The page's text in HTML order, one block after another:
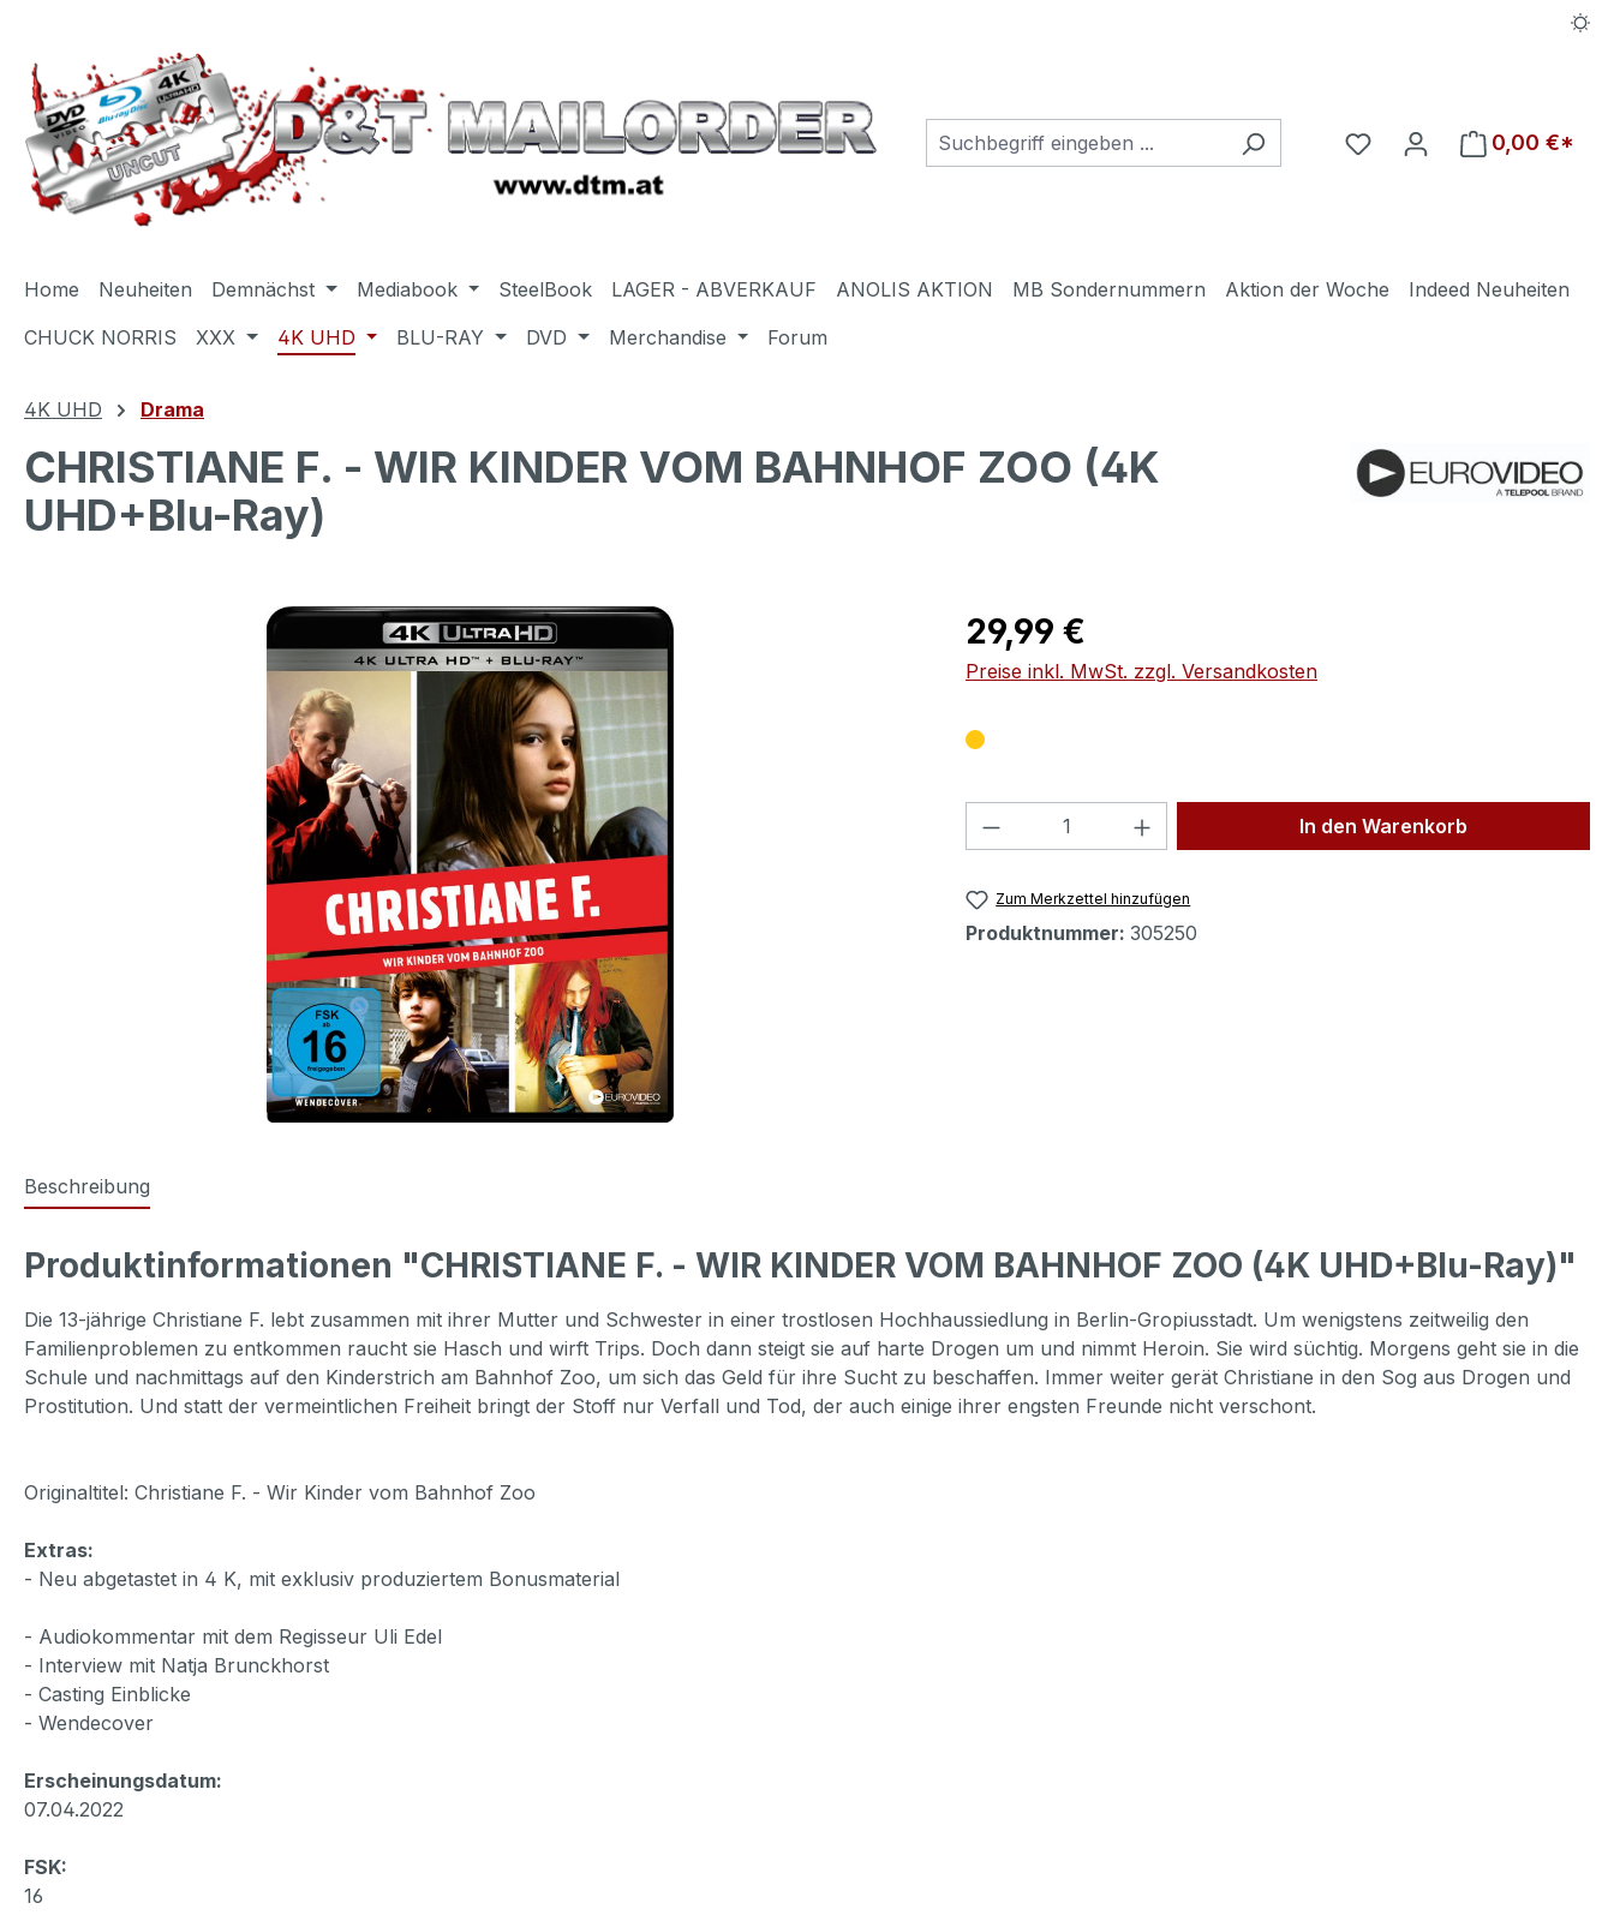
Du hast 0 Produkte auf
0,00 €*
Home Neuheiten Demnächst Mediabook SteelBook LAGER - ABVERKAUF ANOLIS AKTION MB Sondernummern Aktion der Woche
Indeed Neuheiten
CHUCK NORRIS
XXX 4K UHD BLU-RAY DVD Merchandise Forum
4K UHD Drama
CHRISTIANE F. - WIR KINDER VOM BAHNHOF ZOO (4K
UHD+Blu-Ray)
Regulärer Preis:
29,99 €
Preise inkl. MwSt. zzgl. Versandkosten
Produkt Anzahl: Gib den gewünschten Wert
In den Warenkorb
Zum Merkzettel hinzufügen
Produktnummer: 305250
Beschreibung
Produktinformationen "CHRISTIANE F. - WIR KINDER VOM BAHNHOF ZOO (4K UHD+Blu-Ray)"
Die 13-jährige Christiane F. lebt zusammen mit ihrer Mutter und Schwester in einer trostlosen Hochhaussiedlung in Berlin-Gropiusstadt. Um wenigstens zeitweilig den
Familienproblemen zu entkommen raucht sie Hasch und wirft Trips. Doch dann steigt sie auf harte Drogen um und nimmt Heroin. Sie wird süchtig. Morgens geht sie in die
Schule und nachmittags auf den Kinderstrich am Bahnhof Zoo, um sich das Geld für ihre Sucht zu beschaffen. Immer weiter gerät Christiane in den Sog aus Drogen und
Prostitution. Und statt der vermeintlichen Freiheit bringt der Stoff nur Verfall und Tod, der auch einige ihrer engsten Freunde nicht verschont.
Originaltitel: Christiane F. - Wir Kinder vom Bahnhof Zoo
Extras:
- Neu abgetastet in 4 K, mit exklusiv produziertem Bonusmaterial
- Audiokommentar mit dem Regisseur Uli Edel
- Interview mit Natja Brunckhorst
- Casting Einblicke
- Wendecover
Erscheinungsdatum:
07.04.2022
FSK:
16